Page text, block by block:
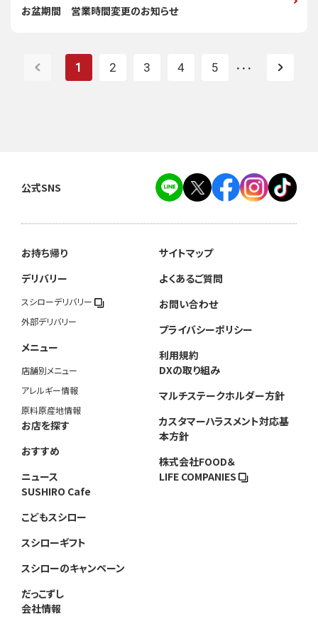
お盆期間 営業時間変更のお知らせ
1 2 3 4 5 ・・・
公式SNS
お持ち帰り
デリバリー
スシローデリバリー
外部デリバリー
メニュー
店舗別メニュー
アレルギー情報
原料原産地情報
お店を探す
おすすめ
ニュース
SUSHIRO Cafe
こどもスシロー
スシローギフト
スシローのキャンペーン
だっこずし
会社情報
サイトマップ
よくあるご質問
お問い合わせ
プライバシーポリシー
利用規約
DXの取り組み
マルチステークホルダー方針
カスタマーハラスメント対応基
本方針
株式会社FOOD＆
LIFE COMPANIES